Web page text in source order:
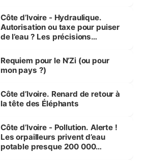
Côte d’Ivoire - Hydraulique.
Autorisation ou taxe pour puiser
de l’eau ? Les précisions
Requiem pour le N’Zi (ou pour
mon pays ?)
Côte d’Ivoire. Renard de retour à
la tête des Éléphants
Côte d’Ivoire - Pollution. Alerte !
Les orpailleurs privent d’eau
potable presque 200 000